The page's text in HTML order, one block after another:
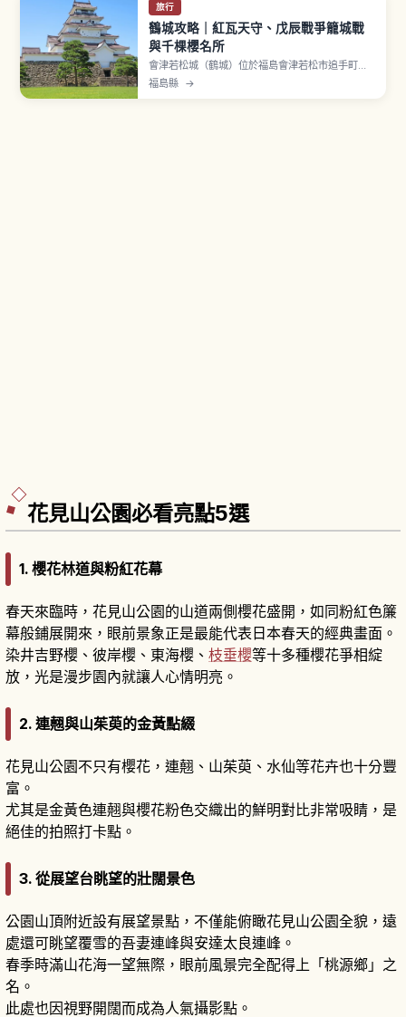
旅行
鶴城攻略｜紅瓦天守、戊辰戰爭籠城戰
與千棵櫻名所
會津若松城（鶴城）位於福島會津若松市追手町，
相傳1384年由葦名直盛以「東黑川館」之名築城，
福島縣 →
花見山公園必看亮點5選
1. 櫻花林道與粉紅花幕
春天來臨時，花見山公園的山道兩側櫻花盛開，如同粉紅色簾
幕般鋪展開來，眼前景象正是最能代表日本春天的經典畫面。
染井吉野櫻、彼岸櫻、東海櫻、 枝垂櫻等十多種櫻花爭相綻
放，光是漫步園內就讓人心情明亮。
2. 連翹與山茱萸的金黃點綴
花見山公園不只有櫻花，連翹、山茱萸、水仙等花卉也十分豐
富。
尤其是金黃色連翹與櫻花粉色交織出的鮮明對比非常吸睛，是
絕佳的拍照打卡點。
3. 從展望台眺望的壯闊景色
公園山頂附近設有展望景點，不僅能俯瞰花見山公園全貌，遠
處還可眺望覆雪的吾妻連峰與安達太良連峰。
春季時滿山花海一望無際，眼前風景完全配得上「桃源鄉」之
名。
此處也因視野開闊而成為人氣攝影點。